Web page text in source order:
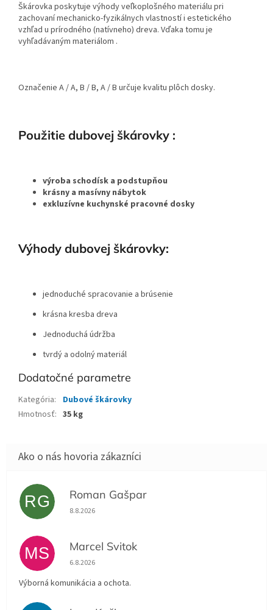
Škárovka poskytuje výhody veľkoplošného materiálu pri
zachovaní mechanicko-fyzikálnych vlastností i estetického
vzhľad u prírodného (natívneho) dreva. Vďaka tomu je
vyhľadávaným materiálom .
Označenie A / A, B / B, A / B určuje kvalitu plôch dosky.
Použitie dubovej škárovky :
výroba schodísk a podstupňou
krásny a masívny nábytok
exkluzívne kuchynské pracovné dosky
Výhody dubovej škárovky:
jednoduché spracovanie a brúsenie
krásna kresba dreva
Jednoduchá údržba
tvrdý a odolný materiál
Dodatočné parametre
Kategória:
Dubové škárovky
Hmotnosť: 35 kg
RG Roman Gašpar
Hodnotenie obchodu je 5 z 5 hviezdičiek.
8.8.2026
MS Marcel Svitok
Hodnotenie obchodu je 5 z 5 hviezdičiek.
6.8.2026
Výborná komunikácia a ochota.